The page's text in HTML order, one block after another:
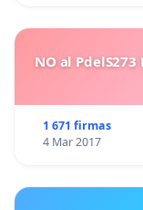
NO al
1 671 firmas
4 Mar 2017